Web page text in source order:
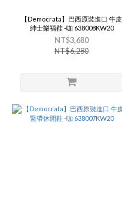
【Democrata】巴西原裝進口 牛皮
紳士樂福鞋 -咖 638008KW20
NT$3,680
NT$6,280